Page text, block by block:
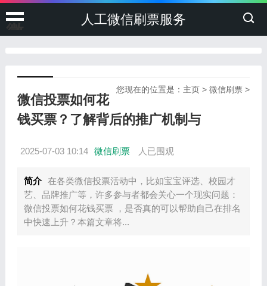
微
票
人工微信刷票服务
您现在的位置是： 主页 >微信刷票 >
微信投票如何花
钱买票？了解背后的推广机制与
2025-07-03 10:14 微信刷票 人已围观
简介 在各类微信投票活动中，比如宝宝评选、校园才
艺、品牌推广等，许多参与者都会关心一个现实问题：
微信投票如何花钱买票 ，是否真的可以帮助自己在排名
中快速上升？本篇文章将...